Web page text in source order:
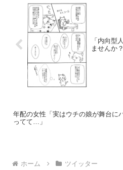
「内向型
ませんか？
年配の女性「実はウチの娘が舞台に
ってて…」
ホーム ツイッター